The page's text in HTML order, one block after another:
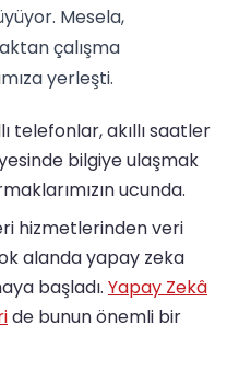
Mesela,
çalışma
yerleşti.
telefonlar, akıllı saatler
bilgiye ulaşmak
ucunda.
hizmetlerinden veri
alanda yapay zeka
başladı. Yapay Zekâ
de bunun önemli bir